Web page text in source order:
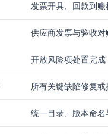
发票开具、回款到账
供应商发票与验收对
开放风险项处置完成
所有关键缺陷修复或
统一目录、版本命名